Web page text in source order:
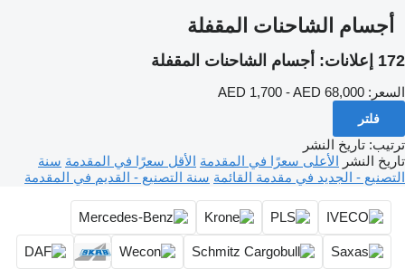
أجسام الشاحنات المقفلة
172 إعلانات: أجسام الشاحنات المقفلة
السعر: AED 1,700 - AED 68,000
فلتر
ترتيب: تاريخ النشر
تاريخ النشر الأعلى سعرًا في المقدمة الأقل سعرًا في المقدمة سنة
التصنيع - الجديد في مقدمة القائمة سنة التصنيع - القديم في المقدمة